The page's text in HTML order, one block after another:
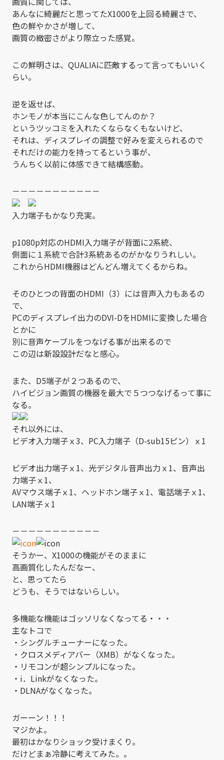
あんなに綺麗だと思ってたX1000を上回る綺麗さで、
色の鮮やかさが増して、
画質の緻密さがより際立った感覚。
この鮮明さは、QUALIAに匹敵するって言ってもいいく
らい。
逆を返せば、
ホンモノが本当にこんな色してんのか？
というツッコミを入れたくならなくもないけど、
それは、ディスプレイの調整で好みを変えられるので
それだけの能力を持ってるという事が、
うんちく以前に体感できて結構感動。
－－－－－－－－－－－
入力端子もかなり充実。
p1080p対応のHDMI入力端子が背面に2系統、
側面に１系統で合計3系統あるのがかなりうれしい。
これからHDMI機器はどんどん増えてくるからね。
そのひとつの背面のHDMI（3）には音声入力もあるの
で、
PCのディスプレイ出力のDVI-DをHDMIに変換した場合
とかに
別に音声ケーブルをつなげる事が出来るので
この辺は新設設計だなと感心。
また、D5端子が２つあるので、
ハイビジョン画質の機器を最大で５つつなげるって事に
なる。
それ以外には、
ビデオ入力端子ｘ3、PC入力端子（D-sub15ピン）ｘ1
ビデオ出力端子ｘ1、光デジタル音声出力ｘ1、音声出
力端子ｘ1、
AVマウス端子ｘ1、ヘッドホン端子ｘ1、電話端子ｘ1、
LAN端子ｘ1
－－－－－－－－－－－
そうかー、X1000の機能がそのままに
高画質化したんだなー、
と、思ってたら
どうも、そうではないらしい。
多機能な機能はゴッソリなくなってる・・・
主なトコで
・シングルチューナーになった。
・クロスメディアバー（XMB）がなくなった。
・リモコンが超シンプルになった。
・i．Linkがなくなった。
・DLNAがなくなった。
ガーーン！！！
マジかよ。
最初はかなりショック受けまくり。
だけどまぁ冷静に考えてみた。。